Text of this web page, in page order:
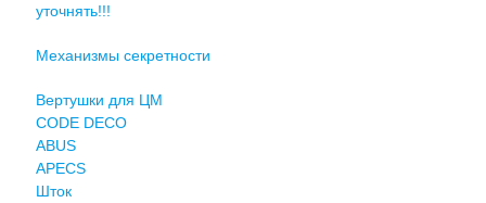
уточнять!!!
Механизмы секретности
Вертушки для ЦМ
CODE DECO
ABUS
APECS
Шток